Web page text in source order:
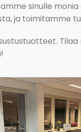
sinulle
ja toimitamme